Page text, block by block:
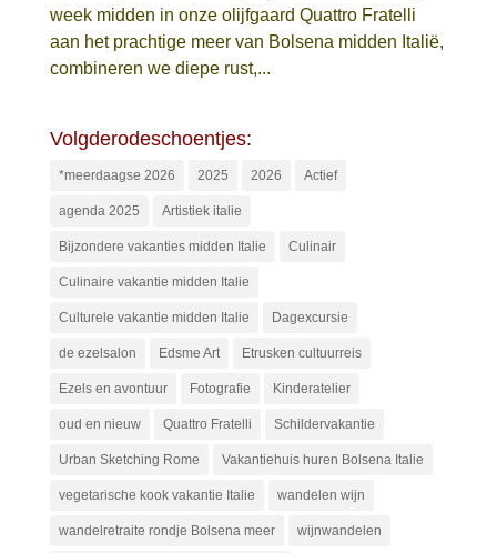
week midden in onze olijfgaard Quattro Fratelli
aan het prachtige meer van Bolsena midden Italië,
combineren we diepe rust,...
Volgderodeschoentjes:
*meerdaagse 2026 2025 2026 Actief
agenda 2025 Artistiek italie
Bijzondere vakanties midden Italie Culinair
Culinaire vakantie midden Italie
Culturele vakantie midden Italie Dagexcursie
de ezelsalon Edsme Art Etrusken cultuurreis
Ezels en avontuur Fotografie Kinderatelier
oud en nieuw Quattro Fratelli Schildervakantie
Urban Sketching Rome Vakantiehuis huren Bolsena Italie
vegetarische kook vakantie Italie wandelen wijn
wandelretraite rondje Bolsena meer wijnwandelen